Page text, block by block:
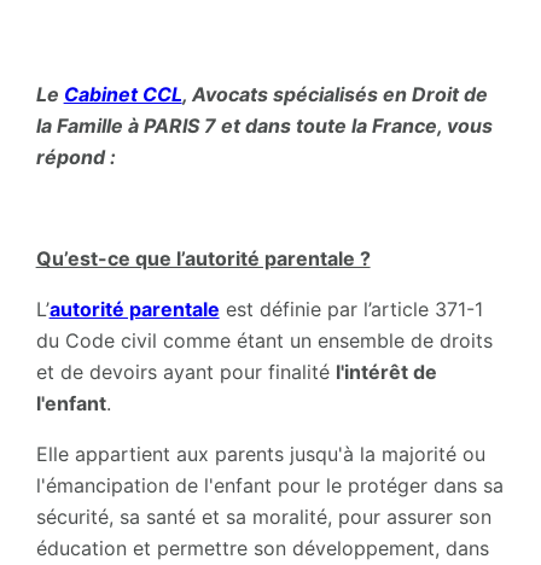
Le Cabinet CCL, Avocats spécialisés en Droit de
la Famille à PARIS 7 et dans toute la France, vous
répond :
Qu’est-ce que l’autorité parentale ?
L’autorité parentale est définie par l’article 371-1
du Code civil comme étant un ensemble de droits
et de devoirs ayant pour finalité l'intérêt de
l'enfant.
Elle appartient aux parents jusqu'à la majorité ou
l'émancipation de l'enfant pour le protéger dans sa
sécurité, sa santé et sa moralité, pour assurer son
éducation et permettre son développement, dans